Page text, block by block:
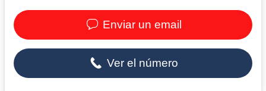
Enviar un email
Ver el número